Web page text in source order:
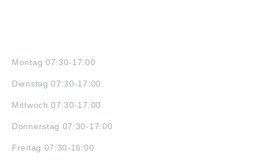
Montag 07:30-17:00
Dienstag 07:30-17:00
Mittwoch 07:30-17:00
Donnerstag 07:30-17:00
Freitag 07:30-16:00